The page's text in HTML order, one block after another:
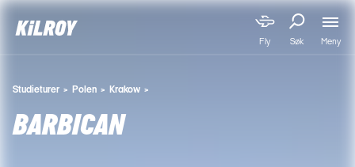
Fly Søk Meny
Studieturer Polen Krakow
BARBICAN